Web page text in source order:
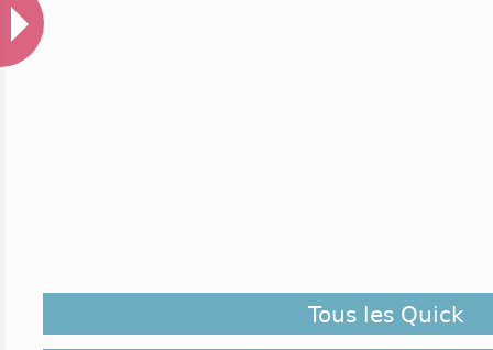
Tous les Quick